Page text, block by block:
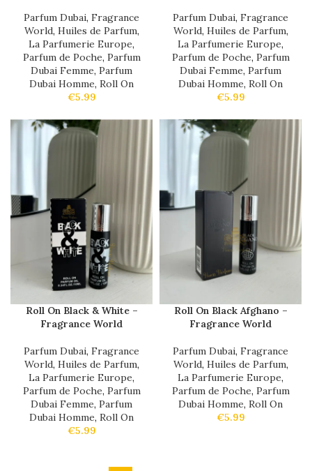
Parfum Dubai, Fragrance
World, Huiles de Parfum,
La Parfumerie Europe,
Parfum de Poche, Parfum
Dubai Femme, Parfum
Dubai Homme, Roll On
€5.99
Parfum Dubai, Fragrance
World, Huiles de Parfum,
La Parfumerie Europe,
Parfum de Poche, Parfum
Dubai Femme, Parfum
Dubai Homme, Roll On
€5.99
Roll On Black & White –
Fragrance World
Parfum Dubai, Fragrance
World, Huiles de Parfum,
La Parfumerie Europe,
Parfum de Poche, Parfum
Dubai Femme, Parfum
Dubai Homme, Roll On
€5.99
Roll On Black Afghano –
Fragrance World
Parfum Dubai, Fragrance
World, Huiles de Parfum,
La Parfumerie Europe,
Parfum de Poche, Parfum
Dubai Homme, Roll On
€5.99